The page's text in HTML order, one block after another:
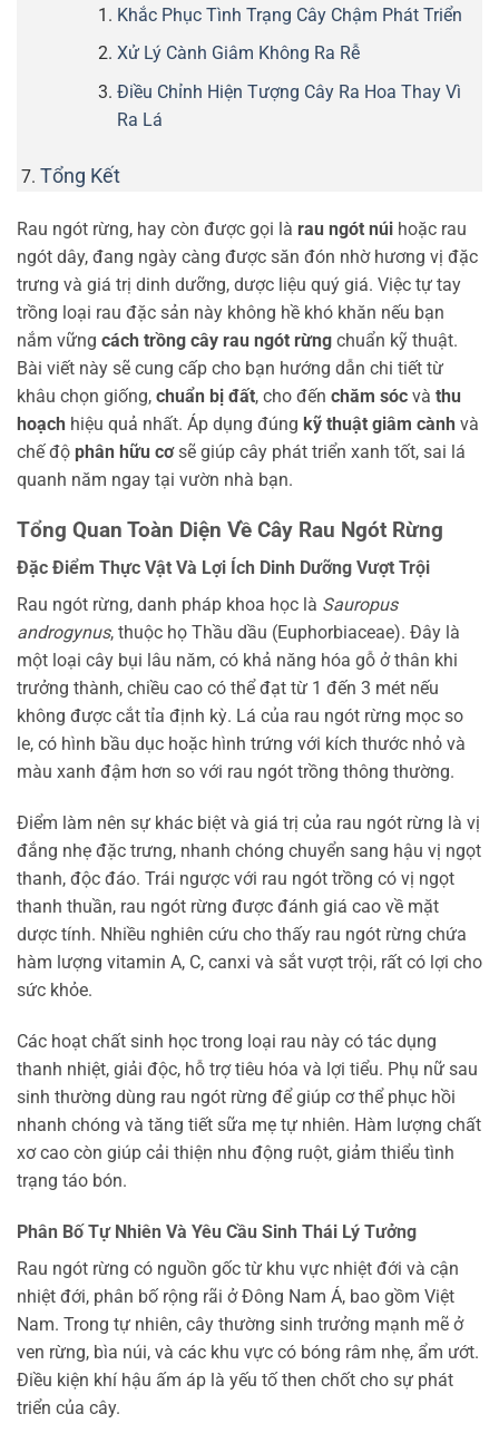
Khắc Phục Tình Trạng Cây Chậm Phát Triển
Xử Lý Cành Giâm Không Ra Rễ
Điều Chỉnh Hiện Tượng Cây Ra Hoa Thay Vì
Ra Lá
Tổng Kết
Rau ngót rừng, hay còn được gọi là rau ngót núi hoặc rau
ngót dây, đang ngày càng được săn đón nhờ hương vị đặc
trưng và giá trị dinh dưỡng, dược liệu quý giá. Việc tự tay
trồng loại rau đặc sản này không hề khó khăn nếu bạn
nắm vững cách trồng cây rau ngót rừng chuẩn kỹ thuật.
Bài viết này sẽ cung cấp cho bạn hướng dẫn chi tiết từ
khâu chọn giống, chuẩn bị đất, cho đến chăm sóc và thu
hoạch hiệu quả nhất. Áp dụng đúng kỹ thuật giâm cành và
chế độ phân hữu cơsẽ giúp cây phát triển xanh tốt, sai lá
quanh năm ngay tại vườn nhà bạn.
Tổng Quan Toàn Diện Về Cây Rau Ngót Rừng
Đặc Điểm Thực Vật Và Lợi Ích Dinh Dưỡng Vượt Trội
Rau ngót rừng, danh pháp khoa học là Sauropus
androgynus, thuộc họ Thầu dầu (Euphorbiaceae). Đây là
một loại cây bụi lâu năm, có khả năng hóa gỗ ở thân khi
trưởng thành, chiều cao có thể đạt từ 1 đến 3 mét nếu
không được cắt tỉa định kỳ. Lá của rau ngót rừng mọc so
le, có hình bầu dục hoặc hình trứng với kích thước nhỏ và
màu xanh đậm hơn so với rau ngót trồng thông thường.
Điểm làm nên sự khác biệt và giá trị của rau ngót rừng là vị
đắng nhẹ đặc trưng, nhanh chóng chuyển sang hậu vị ngọt
thanh, độc đáo. Trái ngược với rau ngót trồng có vị ngọt
thanh thuần, rau ngót rừng được đánh giá cao về mặt
dược tính. Nhiều nghiên cứu cho thấy rau ngót rừng chứa
hàm lượng vitamin A, C, canxi và sắt vượt trội, rất có lợi cho
sức khỏe.
Các hoạt chất sinh học trong loại rau này có tác dụng
thanh nhiệt, giải độc, hỗ trợ tiêu hóa và lợi tiểu. Phụ nữ sau
sinh thường dùng rau ngót rừng để giúp cơ thể phục hồi
nhanh chóng và tăng tiết sữa mẹ tự nhiên. Hàm lượng chất
xơ cao còn giúp cải thiện nhu động ruột, giảm thiểu tình
trạng táo bón.
Phân Bố Tự Nhiên Và Yêu Cầu Sinh Thái Lý Tưởng
Rau ngót rừng có nguồn gốc từ khu vực nhiệt đới và cận
nhiệt đới, phân bố rộng rãi ở Đông Nam Á, bao gồm Việt
Nam. Trong tự nhiên, cây thường sinh trưởng mạnh mẽ ở
ven rừng, bìa núi, và các khu vực có bóng râm nhẹ, ẩm ướt.
Điều kiện khí hậu ấm áp là yếu tố then chốt cho sự phát
triển của cây.